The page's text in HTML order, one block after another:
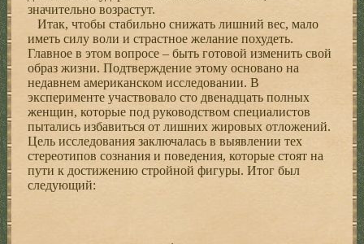
значительно возрастут.
Итак, чтобы стабильно снижать лишний вес, мало
иметь силу воли и страстное желание похудеть.
Главное в этом вопросе – быть готовой изменить свой
образ жизни. Подтверждение этому основано на
недавнем американском исследовании. В
эксперименте участвовало сто двенадцать полных
женщин, которые под руководством специалистов
пытались избавиться от лишних жировых отложений.
Цель исследования заключалась в выявлении тех
стереотипов сознания и поведения, которые стоят на
пути к достижению стройной фигуры. Итог был
следующий: